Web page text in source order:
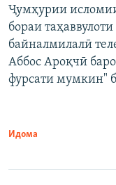
Ҷумҳурии
бораи
байналмилалӣ
Аббос Ароқчӣ
фурсати мумкин"
Идома